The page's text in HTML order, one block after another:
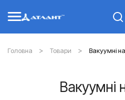
Головна Товари Вакуумні
Вакуумні